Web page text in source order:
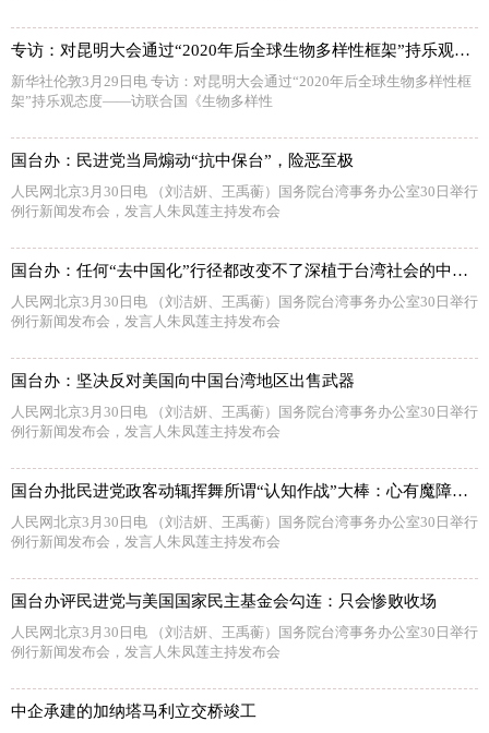
专访：对昆明大会通过“2020年后全球生物多样性框架”持乐观态度——访联合国《生物多样性公约》秘书处执行秘书穆雷玛
新华社伦敦3月29日电 专访：对昆明大会通过“2020年后全球生物多样性框
架”持乐观态度——访联合国《生物多样性
国台办：民进党当局煽动“抗中保台”，险恶至极
人民网北京3月30日电 （刘洁妍、王禹蘅）国务院台湾事务办公室30日举行
例行新闻发布会，发言人朱凤莲主持发布会
国台办：任何“去中国化”行径都改变不了深植于台湾社会的中华文化和民族认同
人民网北京3月30日电 （刘洁妍、王禹蘅）国务院台湾事务办公室30日举行
例行新闻发布会，发言人朱凤莲主持发布会
国台办：坚决反对美国向中国台湾地区出售武器
人民网北京3月30日电 （刘洁妍、王禹蘅）国务院台湾事务办公室30日举行
例行新闻发布会，发言人朱凤莲主持发布会
国台办批民进党政客动辄挥舞所谓“认知作战”大棒：心有魔障，走火入魔
人民网北京3月30日电 （刘洁妍、王禹蘅）国务院台湾事务办公室30日举行
例行新闻发布会，发言人朱凤莲主持发布会
国台办评民进党与美国国家民主基金会勾连：只会惨败收场
人民网北京3月30日电 （刘洁妍、王禹蘅）国务院台湾事务办公室30日举行
例行新闻发布会，发言人朱凤莲主持发布会
中企承建的加纳塔马利立交桥竣工